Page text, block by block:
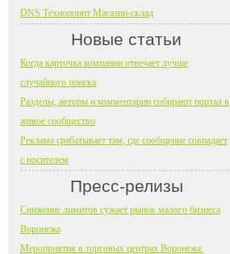
DNS Технопоинт Магазин-склад
Новые статьи
Когда карточка компании отвечает лучше
случайного поиска
Разделы, авторы и комментарии собирают портал в
живое сообщество
Реклама срабатывает там, где сообщение совпадает
с носителем
Пресс-релизы
Снижение лимитов сужает рынок малого бизнеса
Воронежа
Мероприятия в торговых центрах Воронежа: